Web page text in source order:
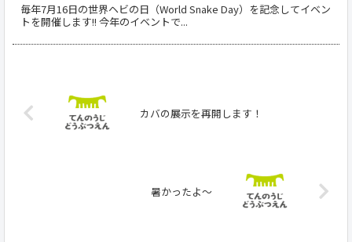
毎年7月16日の世界ヘビの日（World Snake Day）を記念してイベン
トを開催します!! 今年のイベントで...
カバの展示を再開します！
暑かったよ～